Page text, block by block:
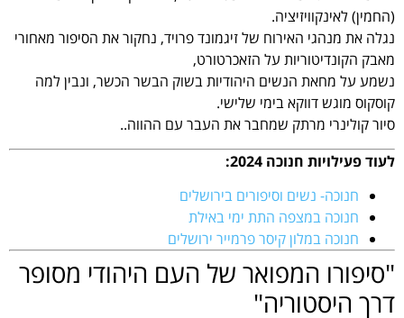
(החמין) לאינקוויזיציה.
נגלה את מנהגי האירוח של זיגמונד פרויד, נחקור את הסיפור מאחורי
מאבק הקונדיטוריות על הזאכרטורט,
נשמע על מחאת הנשים היהודיות בשוק הבשר הכשר, ונבין למה
קוסקוס מוגש דווקא בימי שלישי.
סיור קולינרי מרתק שמחבר את העבר עם ההווה..
לעוד פעילויות חנוכה 2024:
חנוכה- נשים וסיפורים בירושלים
חנוכה במצפה התת ימי באילת
חנוכה במלון קיסר פרמייר ירושלים
"סיפורו המפואר של העם היהודי מסופר
דרך היסטוריה"